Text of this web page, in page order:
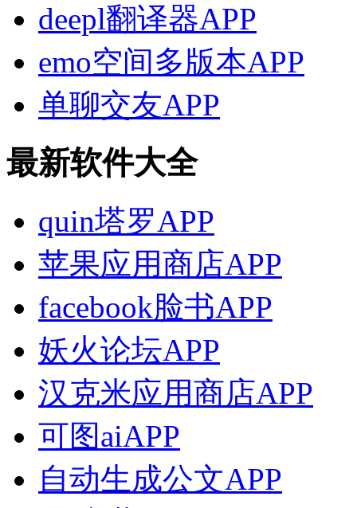
deepl翻译器APP
emo空间多版本APP
单聊交友APP
最新软件大全
quin塔罗APP
苹果应用商店APP
facebook脸书APP
妖火论坛APP
汉克米应用商店APP
可图aiAPP
自动生成公文APP